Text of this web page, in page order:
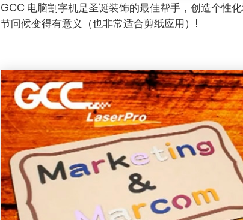
GCC 电脑割字机是圣诞装饰的最佳帮手，创造个性
节问候变得有意义（也非常适合剪纸应用）!